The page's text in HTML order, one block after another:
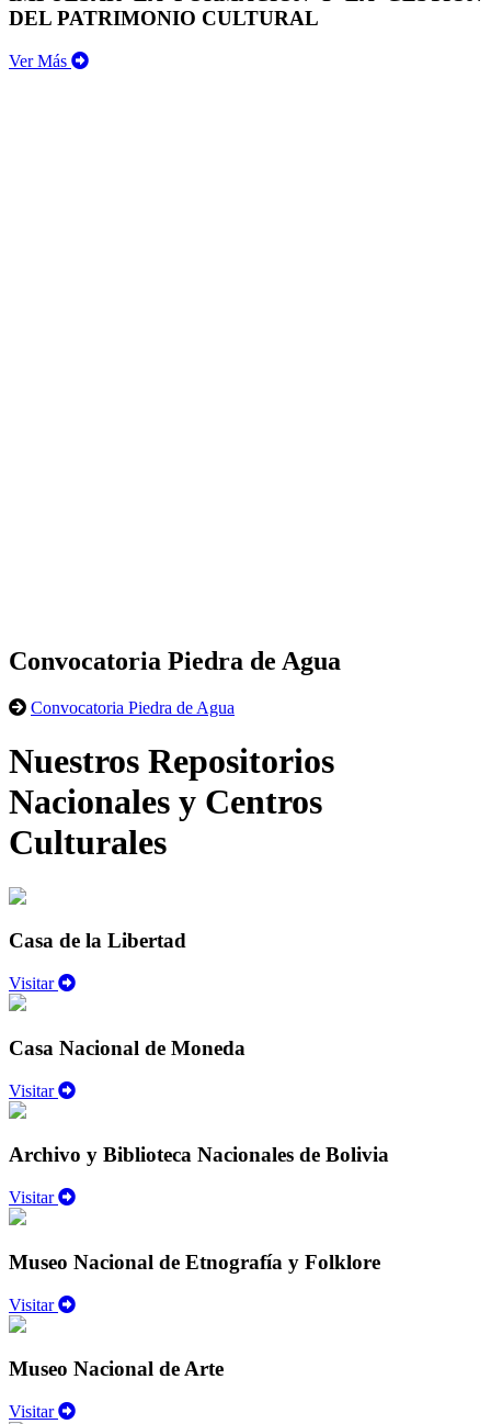
DEL PATRIMONIO CULTURAL
Ver Más
Convocatoria Piedra de Agua
Convocatoria Piedra de Agua
Nuestros Repositorios
Nacionales y Centros
Culturales
Casa de la Libertad
Visitar
Casa Nacional de Moneda
Visitar
Archivo y Biblioteca Nacionales de Bolivia
Visitar
Museo Nacional de Etnografía y Folklore
Visitar
Museo Nacional de Arte
Visitar